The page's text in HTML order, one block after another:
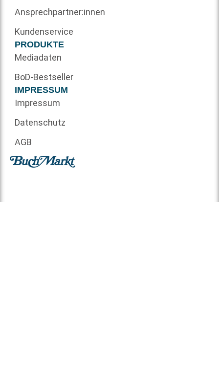
Ansprechpartner:innen
Kundenservice
PRODUKTE
Mediadaten
BoD-Bestseller
IMPRESSUM
Impressum
Datenschutz
AGB